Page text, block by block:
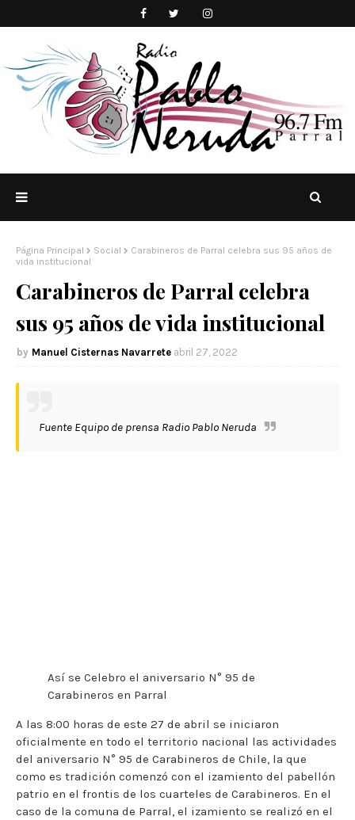
Página Principal Social
Carabineros de Parral celebra sus 95 años de
vida institucional
Carabineros de Parral celebra
sus 95 años de vida institucional
Manuel Cisternas Navarrete abril 27, 2022
Fuente Equipo de prensa Radio Pablo Neruda
Así se Celebro el aniversario N° 95 de
Carabineros en Parral
A las 8:00 horas de este 27 de abril se iniciaron
oficialmente en todo el territorio nacional las actividades
del aniversario N° 95 de Carabineros de Chile, la que
como es tradición comenzó con el izamiento del pabellón
patrio en el frontis de los cuarteles de Carabineros. En el
caso de la comuna de Parral, el izamiento se realizó en el